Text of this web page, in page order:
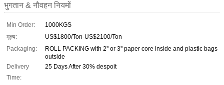
भुगतान & नौवहन नियमों
Min Order:
1000KGS
मूल्य:
US$1800/Ton-US$2100/Ton
Packaging:
ROLL PACKING with 2'' or 3'' paper core inside and plastic bags
outside
Delivery
Time:
25 Days After 30% despoit